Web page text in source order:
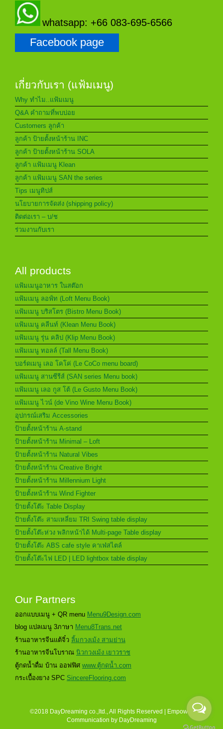
whatsapp: +66 083-695-6566
Facebook page
เกี่ยวกับเรา (แฟ้มเมนู)
Why ทำไม..แฟ้มเมนู
Q&A คำถามที่พบบ่อย
Customers ลูกค้า
ลูกค้า ป้ายตั้งหน้าร้าน INC
ลูกค้า ป้ายตั้งหน้าร้าน SOLA
ลูกค้า แฟ้มเมนู Klean
ลูกค้า แฟ้มเมนู SAN the series
Tips เมนูทิปส์
นโยบายการจัดส่ง (shipping policy)
ติดต่อเรา – บ/ช
ร่วมงานกับเรา
All products
แฟ้มเมนูอาหาร ในสต๊อก
แฟ้มเมนู ลอฟ์ท (Loft Menu Book)
แฟ้มเมนู บริสโตร (Bistro Menu Book)
แฟ้มเมนู คลีนท์ (Klean Menu Book)
แฟ้มเมนู รุ่น คลิป (Klip Menu Book)
แฟ้มเมนู ทอลล์ (Tall Menu Book)
บอร์ดเมนู เลอ โคโค่ (Le CoCo menu board)
แฟ้มเมนู สานซีรีส์ (SAN series Menu book)
แฟ้มเมนู เลอ กูส โต้ (Le Gusto Menu Book)
แฟ้มเมนู ไวน์ (de Vino Wine Menu Book)
อุปกรณ์เสริม Accessories
ป้ายตั้งหน้าร้าน A-stand
ป้ายตั้งหน้าร้าน Minimal – Loft
ป้ายตั้งหน้าร้าน Natural Vibes
ป้ายตั้งหน้าร้าน Creative Bright
ป้ายตั้งหน้าร้าน Millennium Light
ป้ายตั้งหน้าร้าน Wind Fighter
ป้ายตั้งโต๊ะ Table Display
ป้ายตั้งโต๊ะ สามเหลี่ยม TRI Swing table display
ป้ายตั้งโต๊ะห่วง พลิกหน้าได้ Multi-page Table display
ป้ายตั้งโต๊ะ ABS cafe style คาเฟ่สไตล์
ป้ายตั้งโต๊ะไฟ LED | LED lightbox table display
Our Partners
ออกแบบเมนู + QR menu Menu9Design.com
blog แปลเมนู 3ภาษา Menu8Trans.net
ร้านอาหารจีนแต้จิ๋ว ลิ้มกวงเม้ง สามย่าน
ร้านอาหารจีนโบราณ นิวกวงเม้ง เยาวราช
ตู้กดน้ำดื่ม บ้าน ออฟฟิศ www.ตู้กดน้ำ.com
กระเบื้องยาง SPC SincereFlooring.com
©2018 DayDreaming co.,ltd., All Rights Reserved | Empower
Communication by DayDreaming